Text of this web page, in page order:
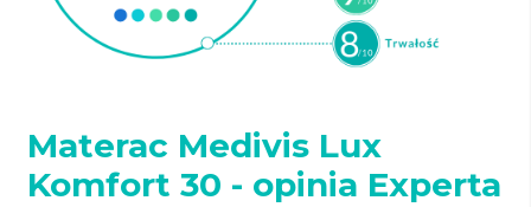
Materac Medivis Lux
Komfort 30 - opinia Experta